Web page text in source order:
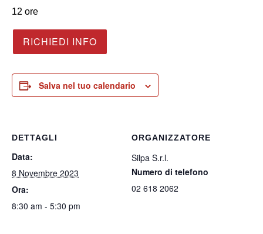
12 ore
RICHIEDI INFO
Salva nel tuo calendario
DETTAGLI
Data:
8 Novembre 2023
Ora:
8:30 am - 5:30 pm
ORGANIZZATORE
Silpa S.r.l.
Numero di telefono
02 618 2062